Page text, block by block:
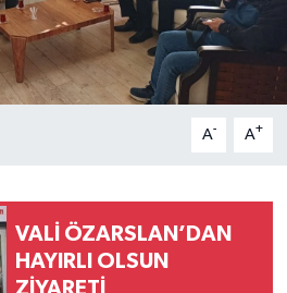
A- A+
VALİ ÖZARSLAN’DAN
HAYIRLI OLSUN